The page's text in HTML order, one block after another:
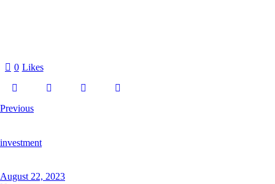
0 Likes
Previous
investment
August 22, 2023